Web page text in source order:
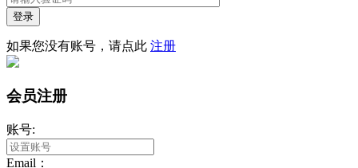
登录
如果您没有账号，请点此 注册
会员注册
账号:
Email：